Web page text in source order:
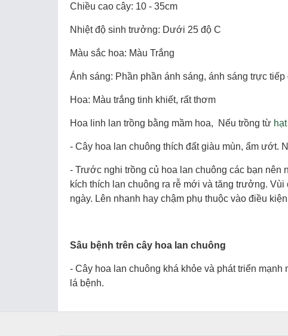
Chiều cao cây: 10 - 35cm
Nhiệt độ sinh trưởng: Dưới 25 độ C
Màu sắc hoa: Màu Trắng
Ánh sáng: Phần phần ánh sáng, ánh sáng trực
Hoa: Màu trắng tinh khiết, rất thơm
Hoa linh lan trồng bằng mầm hoa, Nếu trồng từ
- Cây hoa lan chuông thích đất giàu mùn, ẩm ướt.
- Trước nghi trồng củ hoa lan chuông các bạn nên
kích thích lan chuông ra rễ mới và tăng trưởng.
ngày. Lên nhanh hay chậm phụ thuộc vào điều
Sâu bệnh trên cây hoa lan chuông
- Cây hoa lan chuông khá khỏe và phát triển
lá bệnh.